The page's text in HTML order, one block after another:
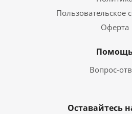
Пользовательское
Оферта
Вопрос-
Оставайтесь